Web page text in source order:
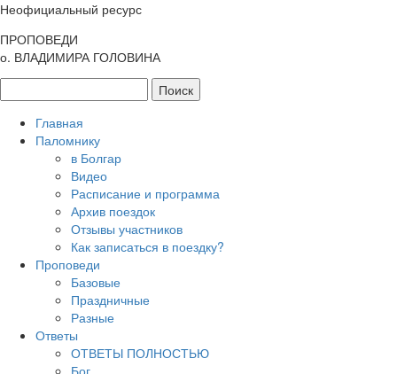
Неофициальный ресурс
ПРОПОВЕДИ
о. ВЛАДИМИРА ГОЛОВИНА
Главная
Паломнику
в Болгар
Видео
Расписание и программа
Архив поездок
Отзывы участников
Как записаться в поездку?
Проповеди
Базовые
Праздничные
Разные
Ответы
ОТВЕТЫ ПОЛНОСТЬЮ
Бог